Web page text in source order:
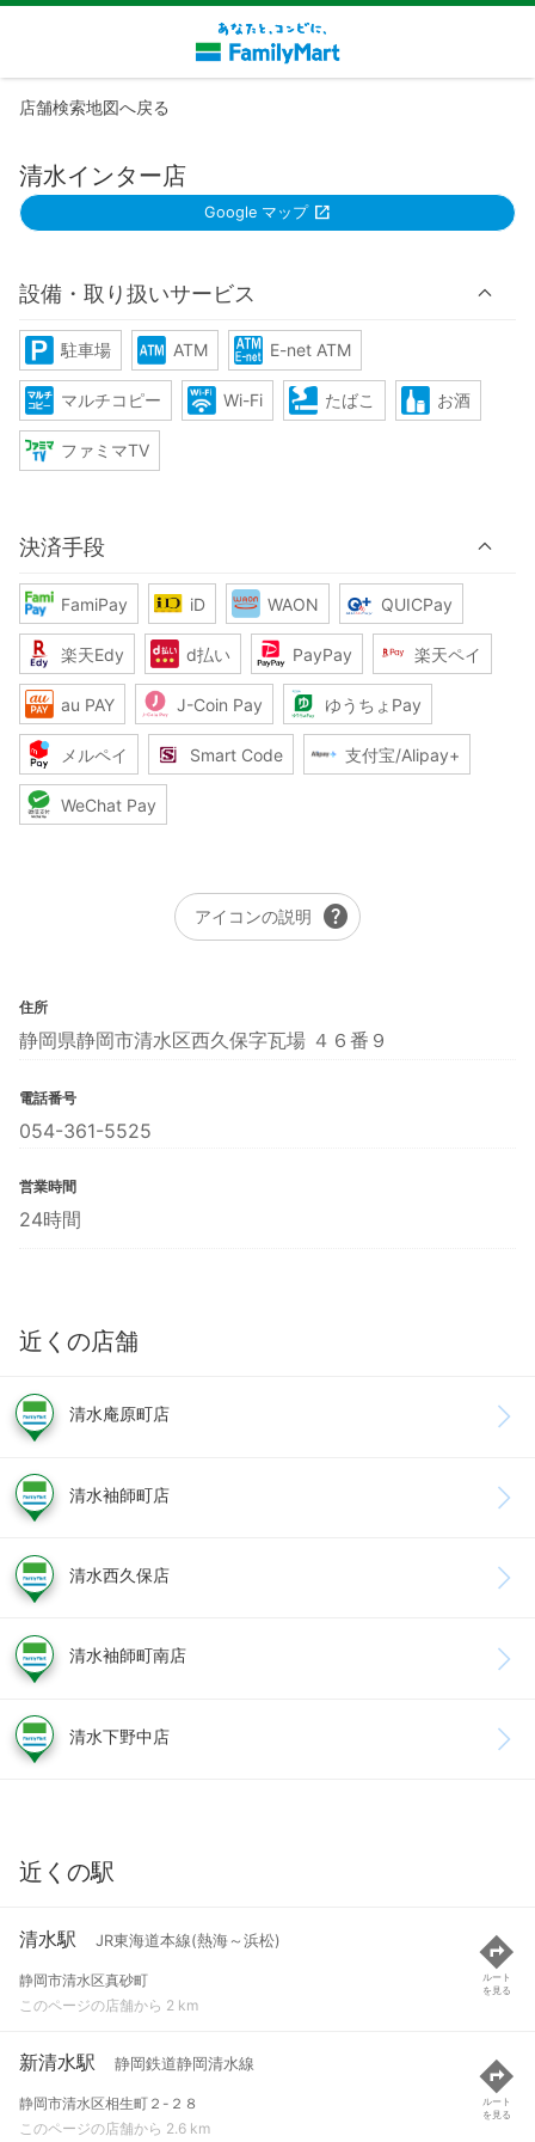
店舗検索地図へ戻る
清水インター店
Google マップ
設備・取り扱いサービス
駐車場 ATM E-net ATM
マルチコピー Wi-Fi たばこ お酒
ファミマTV
決済手段
FamiPay iD WAON QUICPay
楽天Edy d払い PayPay 楽天ペイ
au PAY J-Coin Pay ゆうちょPay
メルペイ Smart Code 支付宝/Alipay+
WeChat Pay
アイコンの説明 help
住所
静岡県静岡市清水区西久保字瓦場 ４６番９
電話番号
054-361-5525
営業時間
24時間
近くの店舗
清水庵原町店
清水袖師町店
清水西久保店
清水袖師町南店
清水下野中店
近くの駅
清水駅 JR東海道本線(熱海～浜松)
静岡市清水区真砂町
このページの店舗から 2 km
ルート
を見る
新清水駅 静岡鉄道静岡清水線
静岡市清水区相生町２-２８
このページの店舗から 2.6 km
ルート
を見る